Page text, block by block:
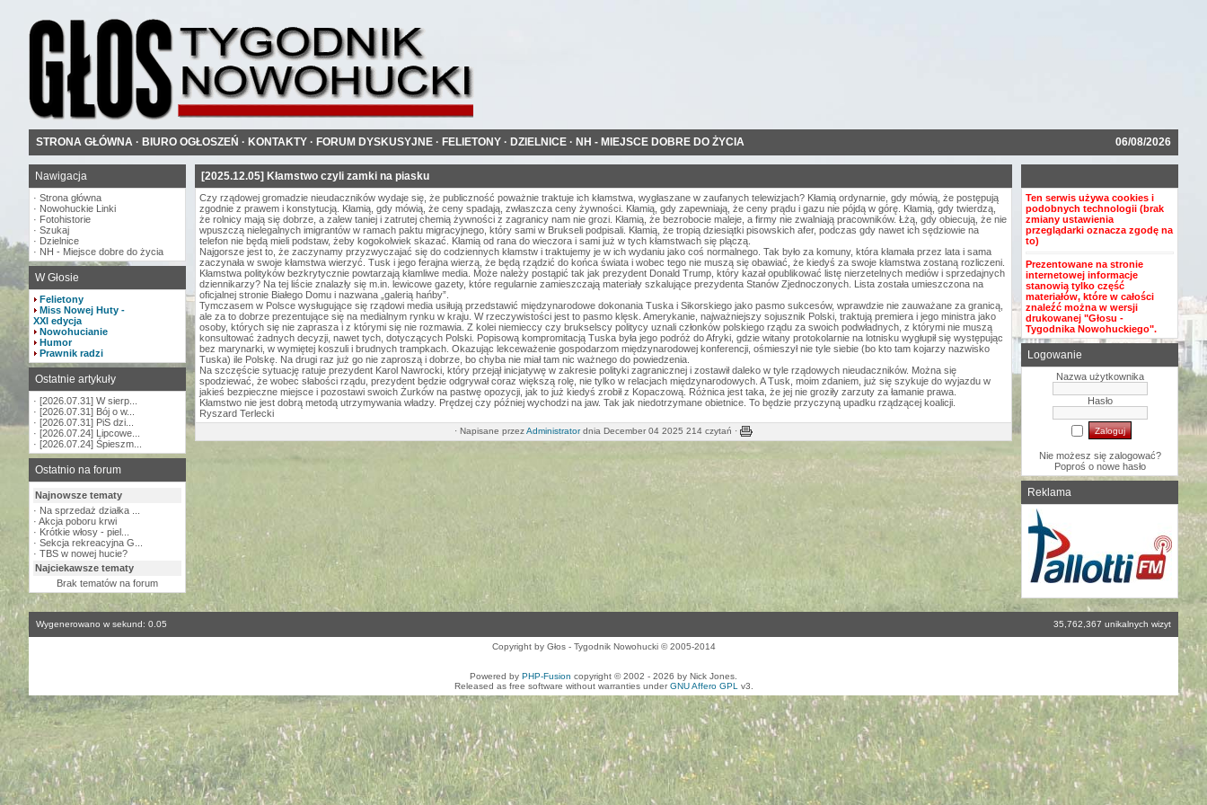
STRONA GŁÓWNA · BIURO OGŁOSZEŃ · KONTAKTY · FORUM DYSKUSYJNE · FELIETONY · DZIELNICE · NH - MIEJSCE DOBRE DO ŻYCIA 06/08/2026
Nawigacja
· Strona główna
· Nowohuckie Linki
· Fotohistorie
· Szukaj
· Dzielnice
· NH - Miejsce dobre do życia
W Głosie
Felietony
Miss Nowej Huty -
XXI edycja
Nowohucianie
Humor
Prawnik radzi
Ostatnie artykuły
· [2026.07.31] W sierp...
· [2026.07.31] Bój o w...
· [2026.07.31] PiS dzi...
· [2026.07.24] Lipcowe...
· [2026.07.24] Śpieszm...
Ostatnio na forum
Najnowsze tematy
· Na sprzedaż działka ...
· Akcja poboru krwi
· Krótkie włosy - piel...
· Sekcja rekreacyjna G...
· TBS w nowej hucie?
Najciekawsze tematy
Brak tematów na forum
[2025.12.05] Kłamstwo czyli zamki na piasku
Czy rządowej gromadzie nieudaczników wydaje się, że publiczność poważnie traktuje ich kłamstwa, wygłaszane w zaufanych telewizjach? Kłamią ordynarnie, gdy mówią, że postępują
zgodnie z prawem i konstytucją. Kłamią, gdy mówią, że ceny spadają, zwłaszcza ceny żywności. Kłamią, gdy zapewniają, że ceny prądu i gazu nie pójdą w górę. Kłamią, gdy twierdzą,
że rolnicy mają się dobrze, a zalew taniej i zatrutej chemią żywności z zagranicy nam nie grozi. Kłamią, że bezrobocie maleje, a firmy nie zwalniają pracowników. Łżą, gdy obiecują, że nie
wpuszczą nielegalnych imigrantów w ramach paktu migracyjnego, który sami w Brukseli podpisali. Kłamią, że tropią dziesiątki pisowskich afer, podczas gdy nawet ich sędziowie na
telefon nie będą mieli podstaw, żeby kogokolwiek skazać. Kłamią od rana do wieczora i sami już w tych kłamstwach się plączą.
Najgorsze jest to, że zaczynamy przyzwyczajać się do codziennych kłamstw i traktujemy je w ich wydaniu jako coś normalnego. Tak było za komuny, która kłamała przez lata i sama
zaczynała w swoje kłamstwa wierzyć. Tusk i jego ferajna wierzą, że będą rządzić do końca świata i wobec tego nie muszą się obawiać, że kiedyś za swoje kłamstwa zostaną rozliczeni.
Kłamstwa polityków bezkrytycznie powtarzają kłamliwe media. Może należy postąpić tak jak prezydent Donald Trump, który kazał opublikować listę nierzetelnych mediów i sprzedajnych
dziennikarzy? Na tej liście znalazły się m.in. lewicowe gazety, które regularnie zamieszczają materiały szkalujące prezydenta Stanów Zjednoczonych. Lista została umieszczona na
oficjalnej stronie Białego Domu i nazwana „galerią hańby”.
Tymczasem w Polsce wysługujące się rządowi media usiłują przedstawić międzynarodowe dokonania Tuska i Sikorskiego jako pasmo sukcesów, wprawdzie nie zauważane za granicą,
ale za to dobrze prezentujące się na medialnym rynku w kraju. W rzeczywistości jest to pasmo klęsk. Amerykanie, najważniejszy sojusznik Polski, traktują premiera i jego ministra jako
osoby, których się nie zaprasza i z którymi się nie rozmawia. Z kolei niemieccy czy brukselscy politycy uznali członków polskiego rządu za swoich podwładnych, z którymi nie muszą
konsultować żadnych decyzji, nawet tych, dotyczących Polski. Popisową kompromitacją Tuska była jego podróż do Afryki, gdzie witany protokolarnie na lotnisku wygłupił się występując
bez marynarki, w wymiętej koszuli i brudnych trampkach. Okazując lekceważenie gospodarzom międzynarodowej konferencji, ośmieszył nie tyle siebie (bo kto tam kojarzy nazwisko
Tuska) ile Polskę. Na drugi raz już go nie zaproszą i dobrze, bo chyba nie miał tam nic ważnego do powiedzenia.
Na szczęście sytuację ratuje prezydent Karol Nawrocki, który przejął inicjatywę w zakresie polityki zagranicznej i zostawił daleko w tyle rządowych nieudaczników. Można się
spodziewać, że wobec słabości rządu, prezydent będzie odgrywał coraz większą rolę, nie tylko w relacjach międzynarodowych. A Tusk, moim zdaniem, już się szykuje do wyjazdu w
jakieś bezpieczne miejsce i pozostawi swoich Żurków na pastwę opozycji, jak to już kiedyś zrobił z Kopaczową. Różnica jest taka, że jej nie groziły zarzuty za łamanie prawa.
Kłamstwo nie jest dobrą metodą utrzymywania władzy. Prędzej czy później wychodzi na jaw. Tak jak niedotrzymane obietnice. To będzie przyczyną upadku rządzącej koalicji.
Ryszard Terlecki
· Napisane przezAdministratordnia December 04 2025 214 czytań ·
Ten serwis używa cookies i
podobnych technologii (brak
zmiany ustawienia
przeglądarki oznacza zgodę na
to)
Prezentowane na stronie
internetowej informacje
stanowią tylko część
materiałów, które w całości
znaleźć można w wersji
drukowanej "Głosu -
Tygodnika Nowohuckiego".
Logowanie
Nazwa użytkownika
Hasło
Nie możesz się zalogować?
Poproś o nowe hasło
Reklama
Wygenerowano w sekund: 0.05 35,762,367 unikalnych wizyt
Copyright by Głos - Tygodnik Nowohucki © 2005-2014
Powered by PHP-Fusion copyright © 2002 - 2026 by Nick Jones.
Released as free software without warranties underGNU Affero GPL v3.